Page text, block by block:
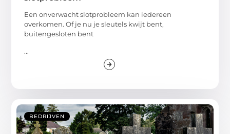
Een onverwacht slotprobleem kan iedereen
overkomen. Of je nu je sleutels kwijt bent,
buitengesloten bent
...
BEDRIJVEN